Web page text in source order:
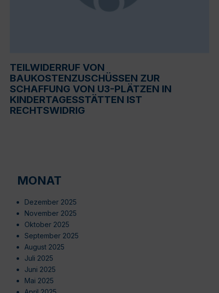
TEILWIDERRUF VON
BAUKOSTENZUSCHÜSSEN ZUR
SCHAFFUNG VON U3-PLÄTZEN IN
KINDERTAGESSTÄTTEN IST
RECHTSWIDRIG
MONAT
Dezember 2025
November 2025
Oktober 2025
September 2025
August 2025
Juli 2025
Juni 2025
Mai 2025